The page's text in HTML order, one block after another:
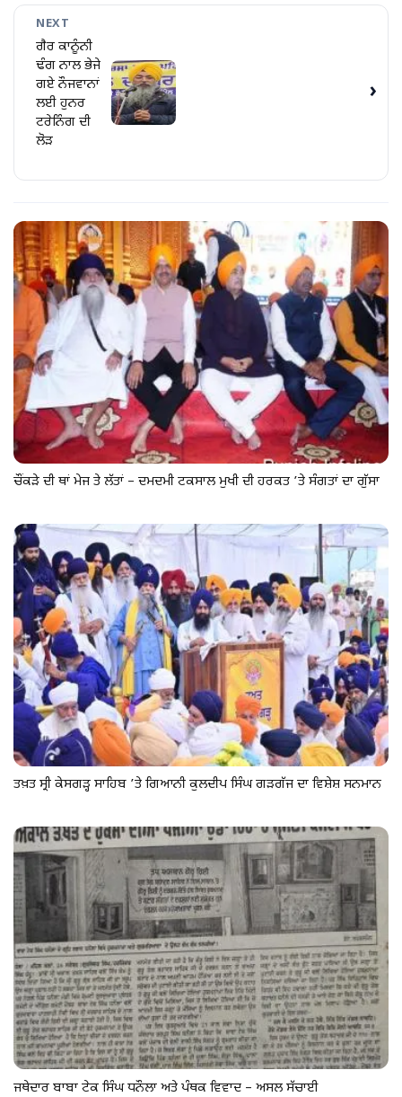
NEXT
ਗੈਰ ਕਾਨੂੰਨੀ
ਢੰਗ ਨਾਲ ਭੇਜੇ
ਗਏ ਨੌਜਵਾਨਾਂ
ਲਈ ਹੁਨਰ
ਟਰੇਨਿੰਗ ਦੀ
ਲੋੜ
›
ਚੌਂਕੜੇ ਦੀ ਥਾਂ ਮੇਜ ਤੇ ਲੱਤਾਂ – ਦਮਦਮੀ ਟਕਸਾਲ ਮੁਖੀ ਦੀ ਹਰਕਤ ’ਤੇ ਸੰਗਤਾਂ ਦਾ ਗੁੱਸਾ
ਤਖ਼ਤ ਸ੍ਰੀ ਕੇਸਗੜ੍ਹ ਸਾਹਿਬ ’ਤੇ ਗਿਆਨੀ ਕੁਲਦੀਪ ਸਿੰਘ ਗੜਗੱਜ ਦਾ ਵਿਸ਼ੇਸ਼ ਸਨਮਾਨ
ਜਥੇਦਾਰ ਬਾਬਾ ਟੇਕ ਸਿੰਘ ਧਨੌਲਾ ਅਤੇ ਪੰਥਕ ਵਿਵਾਦ – ਅਸਲ ਸੱਚਾਈ